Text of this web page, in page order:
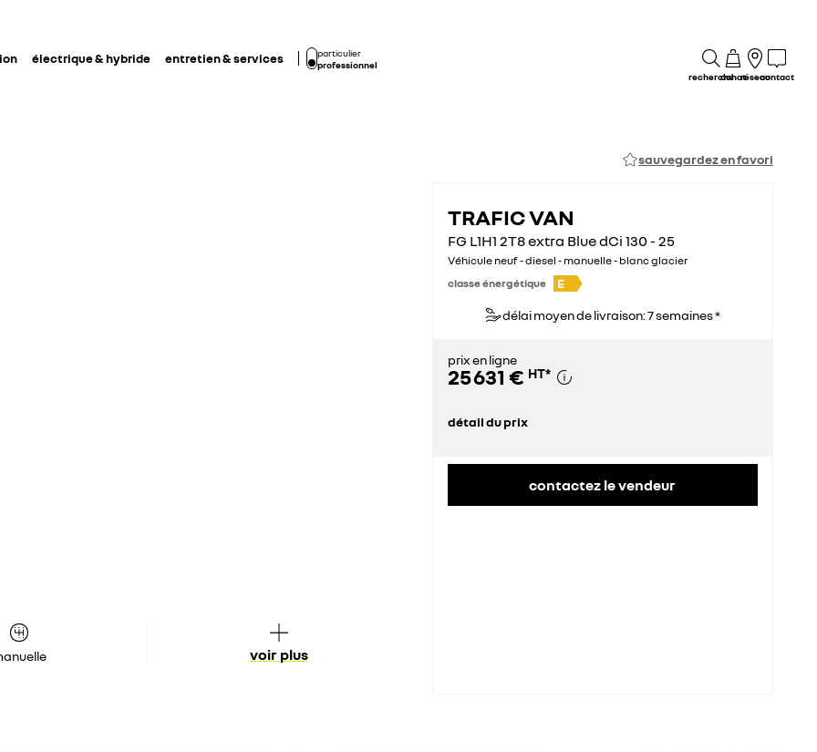
électrique & hybride entretien & services
particulier
professionnel
rechercheachatréseaucontact
sauvegardez en favori
voir plus
TRAFIC VAN
FG L1H1 2T8 extra Blue dCi 130 - 25
Véhicule neuf - diesel - manuelle - blanc glacier
classe énergétique
E
délai moyen de livraison: 7 semaines *
prix en ligne
25 631 € HT*
détail du prix
contactez le vendeur